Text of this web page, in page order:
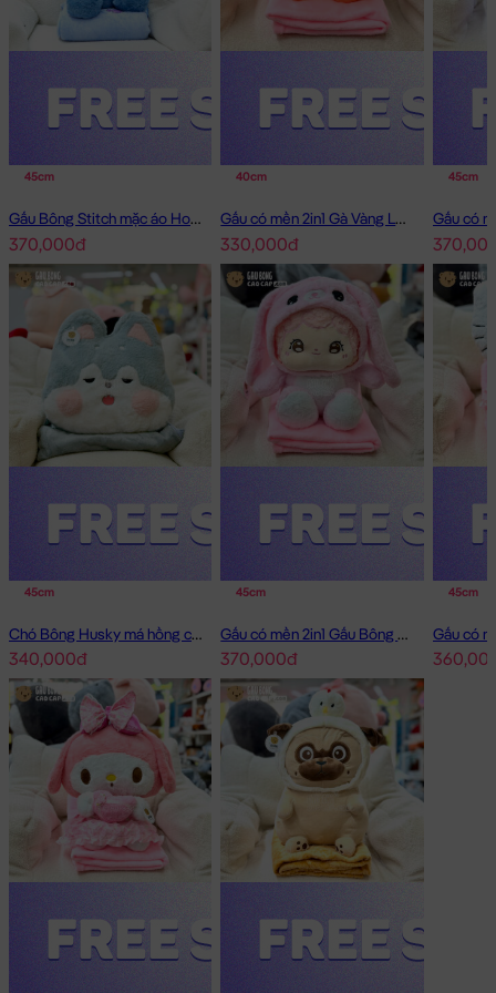
45cm
Gấu Bông Stitch mặc áo Hoodie Jean có mền 2in1
370,000đ
40cm
Gấu có mền 2in1 Gà Vàng Lông Smooth
330,000đ
45cm
45cm
Chó Bông Husky má hồng có mền 2in1
340,000đ
45cm
Gấu có mền 2in1 Gấu Bông Little Boy
370,000đ
45cm